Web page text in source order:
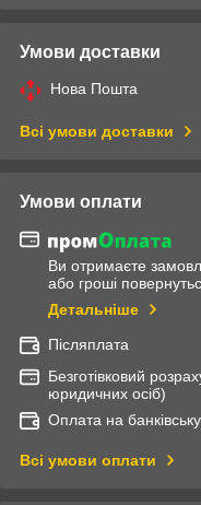
Умови доставки
Нова Пошта
Всі умови доставки
Умови оплати
Ви отримаєте
або гроші
Детальніше
Післяплата
Безготівковий
юридичних осіб)
Оплата на
Всі умови оплати